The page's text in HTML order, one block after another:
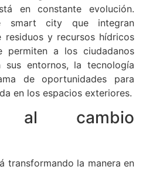
en constante evolución.
smart city que integran
residuos y recursos hídricos
permiten a los ciudadanos
sus entornos, la tecnología
de oportunidades para
en los espacios exteriores.
al cambio
transformando la manera en